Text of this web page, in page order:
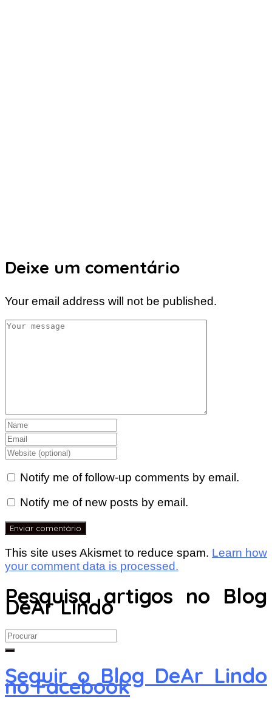
Deixe um comentário
Your email address will not be published.
Notify me of follow-up comments by email.
Notify me of new posts by email.
This site uses Akismet to reduce spam. Learn how
your comment data is processed.
Pesquisa artigos no Blog
DeAr Lindo
Search
for:
Seguir o Blog DeAr Lindo
no Facebook